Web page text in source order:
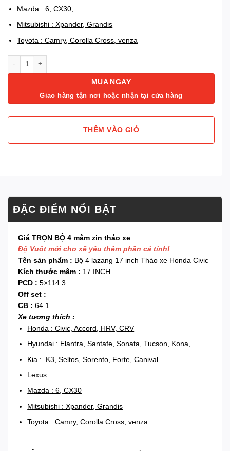
Mazda : 6, CX30,
Mitsubishi : Xpander, Grandis
Toyota : Camry, Corolla Cross, venza
Mâm Honda Civic Zin tháo xe 17 inch số lượng
MUA NGAY
Giao hàng tận nơi hoặc nhận tại cửa hàng
THÊM VÀO GIỎ
ĐẶC ĐIỂM NỔI BẬT
Giá TRỌN BỘ 4 mâm zin tháo xe
Độ Vuốt mới cho xế yêu thêm phần cá tính!
Tên sản phẩm : Bộ 4 lazang 17 inch Tháo xe Honda Civic
Kích thước mâm : 17 INCH
PCD : 5×114.3
Off set :
CB : 64.1
Xe tương thích :
Honda : Civic, Accord, HRV, CRV
Hyundai : Elantra, Santafe, Sonata, Tucson, Kona,
Kia : K3, Seltos, Sorento, Forte, Canival
Lexus
Mazda : 6, CX30
Mitsubishi : Xpander, Grandis
Toyota : Camry, Corolla Cross, venza